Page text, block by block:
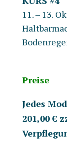
11. – 13.
Preise
Jedes
201,00 €